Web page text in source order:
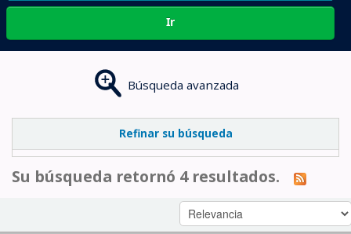
Ir
Búsqueda avanzada
Refinar su búsqueda
Su búsqueda retornó 4 resultados.